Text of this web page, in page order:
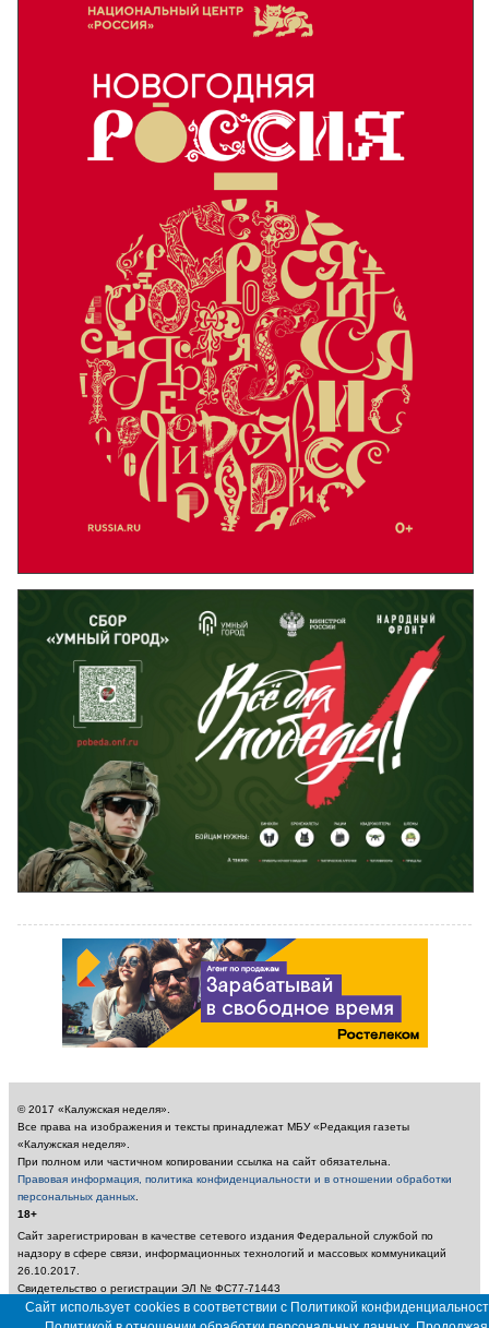
© 2017 «Калужская неделя».
Все права на изображения и тексты принадлежат МБУ «Редакция газеты
«Калужская неделя».
При полном или частичном копировании ссылка на сайт обязательна.
Правовая информация, политика конфиденциальности и в отношении обработки
персональных данных
18+
Сайт зарегистрирован в качестве сетевого издания Федеральной службой по
надзору в сфере связи, информационных технологий и массовых коммуникаций
26.10.2017.
Свидетельство о регистрации ЭЛ № ФС77-71443
Учредитель: Муниципальное бюджетное учреждение «Редакция газеты «Калужская
неделя»
Сайт использует cookies в соответствии с Политикой